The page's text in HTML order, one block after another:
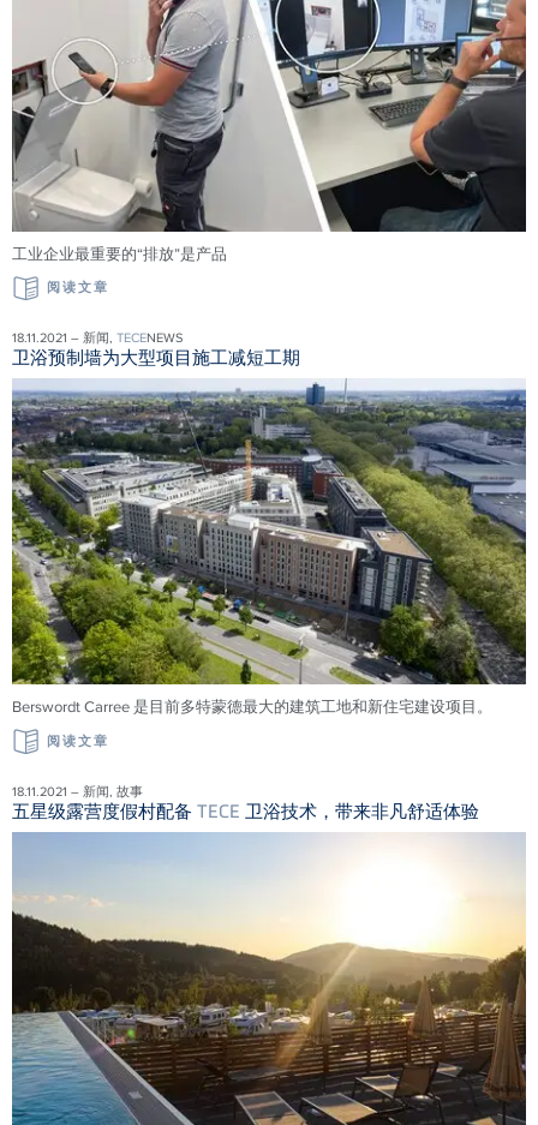
工业企业最重要的“排放”是产品
阅读文章
18.11.2021 – 新闻, TECENEWS
卫浴预制墙为大型项目施工减短工期
Berswordt Carree 是目前多特蒙德最大的建筑工地和新住宅建设项目。
阅读文章
18.11.2021 – 新闻, 故事
五星级露营度假村配备 TECE 卫浴技术，带来非凡舒适体验